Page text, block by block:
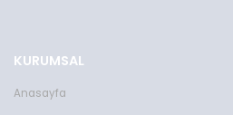
KURUMSAL
Anasayfa